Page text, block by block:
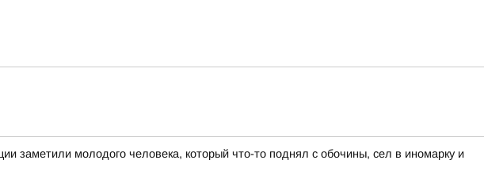
заметили молодого человека, который что-то поднял с обочины, сел в иномарку и